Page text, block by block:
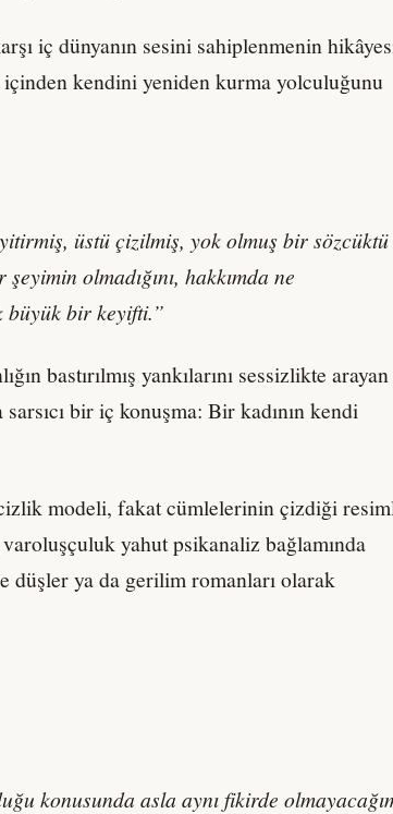
iç dünyanın sesini sahiplenmenin
kendini yeniden kurma yolculuğunu
yitirmiş, üstü çizilmiş, yok olmuş bir
olmadığını, hakkımda ne
büyük bir keyifti.”
bastırılmış yankılarını sessizlikte arayan
bir iç konuşma: Bir kadının kendi
modeli, fakat cümlelerinin çizdiği
yahut psikanaliz bağlamında
düşler ya da gerilim romanları olarak
konusunda asla aynı fikirde